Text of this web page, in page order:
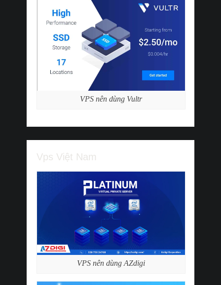
VPS nên dùng Vultr
Vps Việt Nam
VPS nên dùng AZdigi